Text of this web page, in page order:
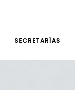
SECRETARÍAS